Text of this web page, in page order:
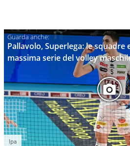
Pallavolo, Superlega: le squadre
massima serie del volley
Ipa